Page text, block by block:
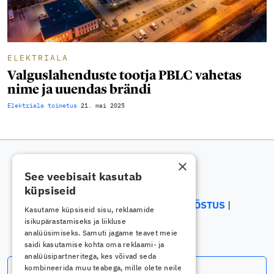
ELEKTRIALA
Valguslahenduste tootja PBLC vahetas
nime ja uuendas brändi
Elektriala toimetus 21. mai 2025
ELEKTRIALA
ELEKTROONIKATÖÖSTUS
ENERGEETIKA
Telli uudiskiri
×
See veebisait kasutab
küpsiseid
Kasutame küpsiseid sisu, reklaamide
isikupärastamiseks ja liikluse
analüüsimiseks. Samuti jagame teavet meie
saidi kasutamise kohta oma reklaami- ja
analüüsipartneritega, kes võivad seda
kombineerida muu teabega, mille olete neile